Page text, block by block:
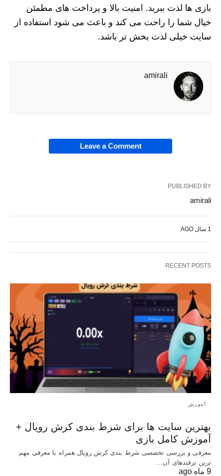
بازی ها لذت ببرید. امنیت بالا و پرداخت های مطمئن
خیال شما را راحت می کند و باعث می شود استفاده از
سایت خیلی لذت بخش تر باشد.
amirali
Leave a Comment
PUBLISHED BY
amirali
1 سال AGO
RECENT POSTS
آموزش
بهترین سایت ها برای شرط بندی کرش رویال +‌
آموزش کامل بازی
معرفی و بررسی تخصصی شرط بندی کرش رویال همراه با معرفی مهم
ترین ترفندهای آن…
9 ماه ago